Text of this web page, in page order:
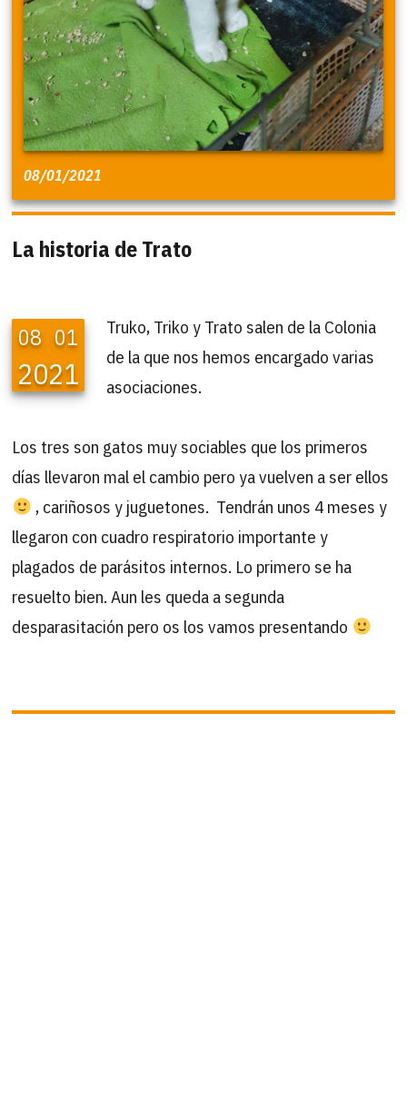
08/01/2021
La historia de Trato
08 01
2021
Truko, Triko y Trato salen de la Colonia
de la que nos hemos encargado varias
asociaciones.
Los tres son gatos muy sociables que los primeros
días llevaron mal el cambio pero ya vuelven a ser ellos
, cariñosos y juguetones. Tendrán unos 4 meses y
llegaron con cuadro respiratorio importante y
plagados de parásitos internos. Lo primero se ha
resuelto bien. Aun les queda a segunda
desparasitación pero os los vamos presentando